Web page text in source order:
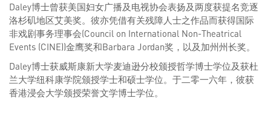
Daley博士曾获美国妇女广播及电视协会表扬及两度获提名竞逐
洛杉矶地区艾美奖。彼亦凭借有关残障人士之作品而获得国际
非戏剧事务理事会(Council on International Non-Theatrical
Events (CINE))金鹰奖和Barbara Jordan奖，以及加州州长奖。
Daley博士获威斯康新大学麦迪逊分校颁授哲学博士学位及获杜
兰大学纽科康学院颁授学士和硕士学位。于二零一六年，彼获
香港浸会大学颁授荣誉文学博士学位。